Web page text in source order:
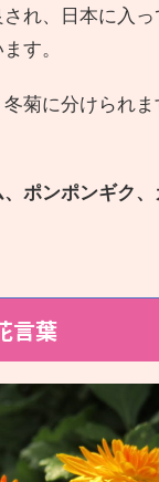
れ、日本に入
す。
菊に分けられ
ポンポンギク
言葉